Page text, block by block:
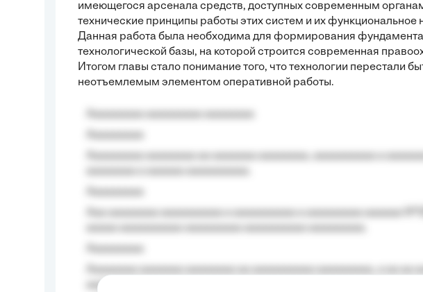
имеющегося арсенала средств, доступных современным
технические принципы работы этих систем и их функциональное
Данная работа была необходима для формирования
технологической базы, на которой строится современная
Итогом главы стало понимание того, что технологии перестали
неотъемлемым элементом оперативной работы.
aaaa aaaa.